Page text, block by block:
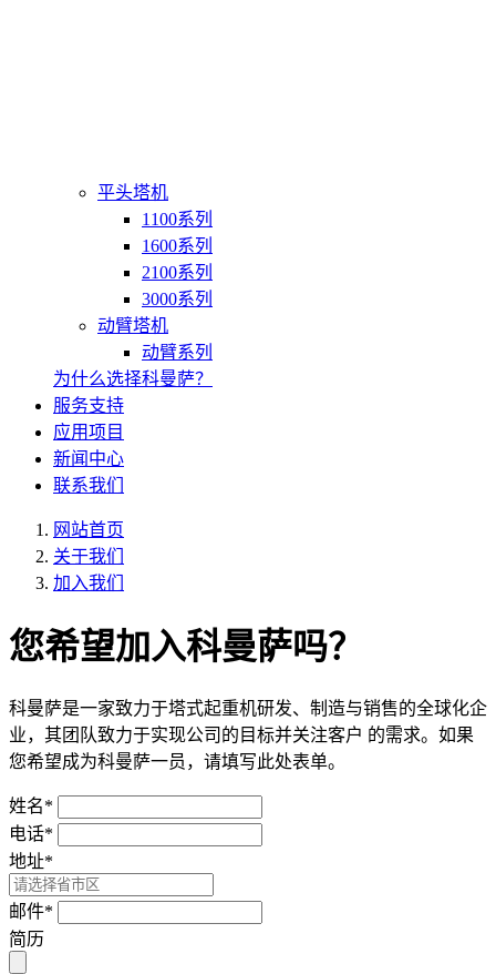
平头塔机
1100系列
1600系列
2100系列
3000系列
动臂塔机
动臂系列
为什么选择科曼萨？
服务支持
应用项目
新闻中心
联系我们
网站首页
关于我们
加入我们
您希望加入科曼萨吗？
科曼萨是一家致力于塔式起重机研发、制造与销售的全球化企
业，其团队致力于实现公司的目标并关注客户 的需求。如果
您希望成为科曼萨一员，请填写此处表单。
姓名*
电话*
地址*
邮件*
简历